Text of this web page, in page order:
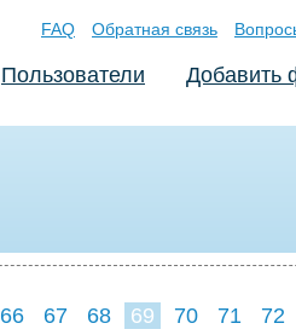
FAQ Обратная связь
Пользователи Добавить
66 67 68 69 70 71 72